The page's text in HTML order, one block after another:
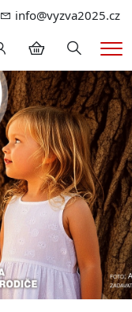
info@vyzva2025.cz
Hledání